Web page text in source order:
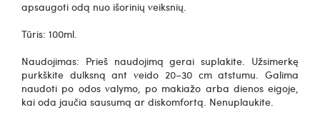
apsaugoti odą nuo išorinių veiksnių.
Tūris: 100ml.
Naudojimas: Prieš naudojimą gerai suplakite. Užsimerkę
purkškite dulksną ant veido 20–30 cm atstumu. Galima
naudoti po odos valymo, po makiažo arba dienos eigoje,
kai oda jaučia sausumą ar diskomfortą. Nenuplaukite.